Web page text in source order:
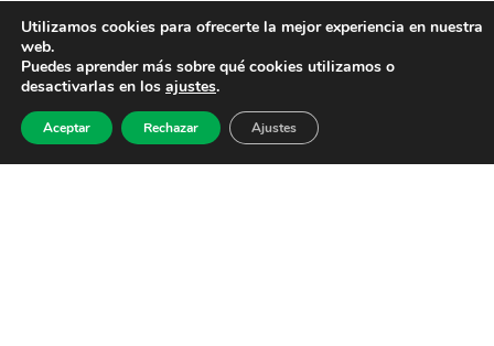
Utilizamos cookies para ofrecerte la mejor experiencia en nuestra
web.
Puedes aprender más sobre qué cookies utilizamos o
desactivarlas en los ajustes.
Aceptar Rechazar Ajustes